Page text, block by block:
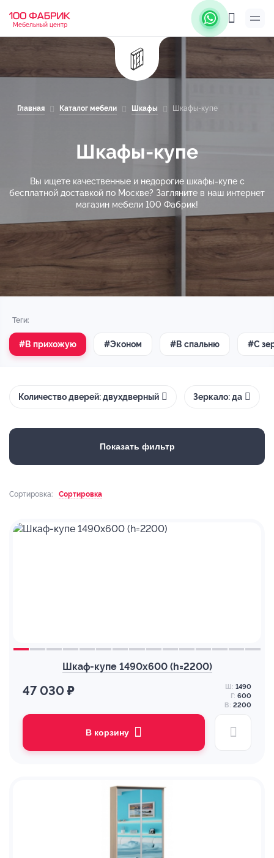
Мебельный центр
Главная Каталог мебели Шкафы Шкафы-купе
Шкафы-купе
Вы ищете качественные и недорогие шкафы-купе с
бесплатной доставкой по Москве? Загляните в наш интернет
магазин мебели 100 Фабрик!
Теги:
#В прихожую #Эконом #В спальню #С
Количество дверей: двухдверный Зеркало: да
Показать фильтр
Сортировка: Сортировка
Шкаф-купе 1490х600 (h=2200)
47 030 ₽ Ш: 1490
Г: 600
В: 2200
В корзину